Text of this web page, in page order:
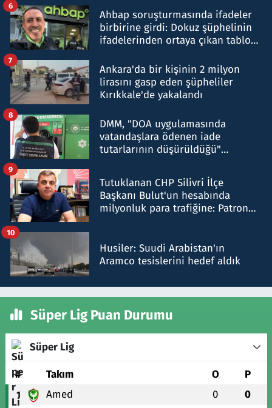
Ahbap soruşturmasında ifadeler
birbirine girdi: Dokuz şüphelinin
ifadelerinden ortaya çıkan tablo
6
Ankara'da bir kişinin 2 milyon
lirasını gasp eden şüpheliler
Kırıkkale'de yakalandı
7
DMM, "DOA uygulamasında
vatandaşlara ödenen iade
tutarlarının düşürüldüğü"
8
Tutuklanan CHP Silivri İlçe
Başkanı Bulut'un hesabında
milyonluk para trafiğine: Patron
9
Husiler: Suudi Arabistan'ın
Aramco tesislerini hedef aldık
10
Süper Lig Puan Durumu
Süper Lig
# Takım O P
1 Amed 0 0